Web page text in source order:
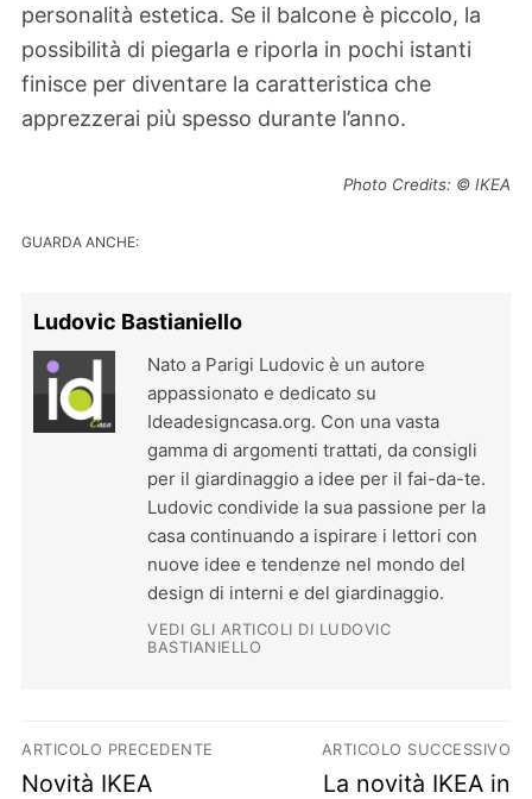
personalità estetica. Se il balcone è piccolo, la
possibilità di piegarla e riporla in pochi istanti
finisce per diventare la caratteristica che
apprezzerai più spesso durante l’anno.
Photo Credits: © IKEA
GUARDA ANCHE:
Ludovic Bastianiello
Nato a Parigi Ludovic è un autore
appassionato e dedicato su
Ideadesigncasa.org. Con una vasta
gamma di argomenti trattati, da consigli
per il giardinaggio a idee per il fai-da-te.
Ludovic condivide la sua passione per la
casa continuando a ispirare i lettori con
nuove idee e tendenze nel mondo del
design di interni e del giardinaggio.
VEDI GLI ARTICOLI DI LUDOVIC
BASTIANIELLO
Navigazione articoli
ARTICOLO PRECEDENTE
Previous post:
Novità IKEA
ARTICOLO SUCCESSIVO
Next post:
La novità IKEA in